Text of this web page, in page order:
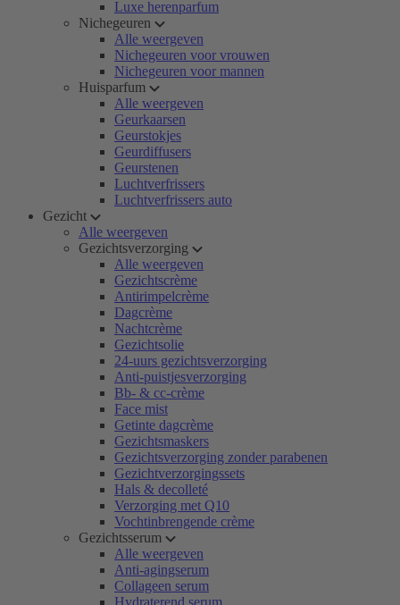
Luxe herenparfum
Nichegeuren
Alle weergeven
Nichegeuren voor vrouwen
Nichegeuren voor mannen
Huisparfum
Alle weergeven
Geurkaarsen
Geurstokjes
Geurdiffusers
Geurstenen
Luchtverfrissers
Luchtverfrissers auto
Gezicht
Alle weergeven
Gezichtsverzorging
Alle weergeven
Gezichtscrème
Antirimpelcrème
Dagcrème
Nachtcrème
Gezichtsolie
24-uurs gezichtsverzorging
Anti-puistjesverzorging
Bb- & cc-crème
Face mist
Getinte dagcrème
Gezichtsmaskers
Gezichtsverzorging zonder parabenen
Gezichtverzorgingssets
Hals & decolleté
Verzorging met Q10
Vochtinbrengende crème
Gezichtsserum
Alle weergeven
Anti-agingserum
Collageen serum
Hydraterend serum